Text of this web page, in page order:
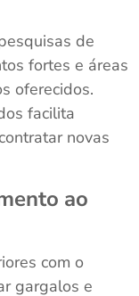
de
fortes e áreas
oferecidos.
facilita
novas
ao
com o
gargalos e